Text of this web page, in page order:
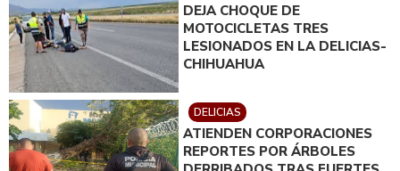
DEJA CHOQUE DE
MOTOCICLETAS TRES
LESIONADOS EN LA DELICIAS-
CHIHUAHUA
DELICIAS
ATIENDEN CORPORACIONES
REPORTES POR ÁRBOLES